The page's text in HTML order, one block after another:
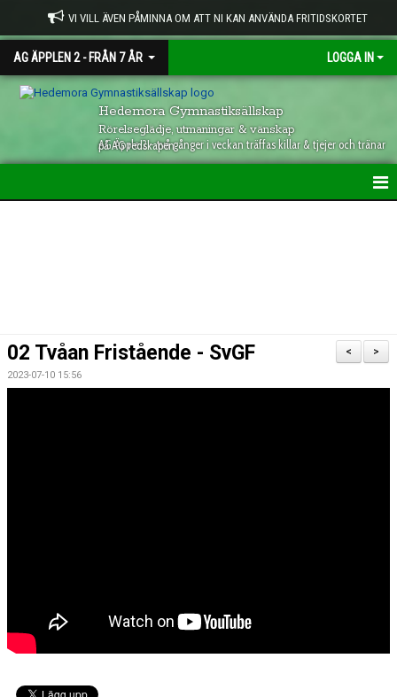
VI VILL ÄVEN PÅMINNA OM ATT NI KAN ANVÄNDA FRITIDSKORTET
AG ÄPPLEN 2 - FRÅN 7 ÅR LOGGA IN
Hedemora Gymnastiksällskap
Rörelseglädje, utmaningar & vänskap
AG Äpple 2 - två gånger i veckan träffas killar & tjejer och tränar på AG redskapen
>
<
02 Tvåan Fristående - SvGF
2023-07-10 15:56